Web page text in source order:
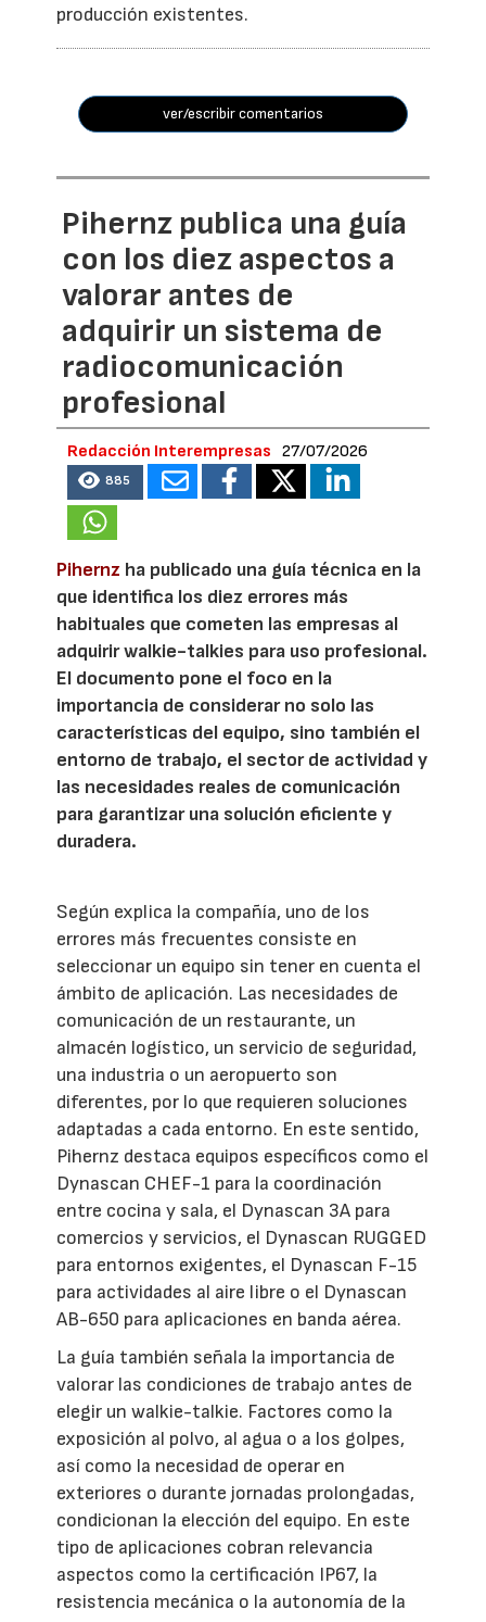
producción existentes.
ver/escribir comentarios
Pihernz publica una guía
con los diez aspectos a
valorar antes de
adquirir un sistema de
radiocomunicación
profesional
Redacción Interempresas 27/07/2026
885
Pihernz ha publicado una guía técnica en la
que identifica los diez errores más
habituales que cometen las empresas al
adquirir walkie-talkies para uso profesional.
El documento pone el foco en la
importancia de considerar no solo las
características del equipo, sino también el
entorno de trabajo, el sector de actividad y
las necesidades reales de comunicación
para garantizar una solución eficiente y
duradera.
Según explica la compañía, uno de los
errores más frecuentes consiste en
seleccionar un equipo sin tener en cuenta el
ámbito de aplicación. Las necesidades de
comunicación de un restaurante, un
almacén logístico, un servicio de seguridad,
una industria o un aeropuerto son
diferentes, por lo que requieren soluciones
adaptadas a cada entorno. En este sentido,
Pihernz destaca equipos específicos como el
Dynascan CHEF-1 para la coordinación
entre cocina y sala, el Dynascan 3A para
comercios y servicios, el Dynascan RUGGED
para entornos exigentes, el Dynascan F-15
para actividades al aire libre o el Dynascan
AB-650 para aplicaciones en banda aérea.
La guía también señala la importancia de
valorar las condiciones de trabajo antes de
elegir un walkie-talkie. Factores como la
exposición al polvo, al agua o a los golpes,
así como la necesidad de operar en
exteriores o durante jornadas prolongadas,
condicionan la elección del equipo. En este
tipo de aplicaciones cobran relevancia
aspectos como la certificación IP67, la
resistencia mecánica o la autonomía de la